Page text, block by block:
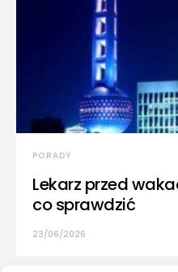
PORADY
Lekarz przed
co sprawdzić
23/06/2026